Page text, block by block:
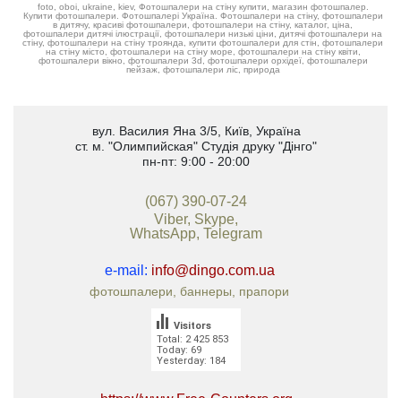
foto, oboi, ukraine, kiev, Фотошпалери на стіну купити, магазин фотошпалер.
Купити фотошпалери. Фотошпалері Україна. Фотошпалери на стіну, фотошпалери
в дитячу, красиві фотошпалери, фотошпалери на стіну, каталог, ціна,
фотошпалери дитячі ілюстрації, фотошпалери низькі ціни, дитячі фотошпалери на
стіну, фотошпалери на стіну троянда, купити фотошпалери для стін, фотошпалери
на стіну місто, фотошпалери на стіну море, фотошпалери на стіну квіти,
фотошпалери вікно, фотошпалери 3d, фотошпалери орхідеї, фотошпалери
пейзаж, фотошпалери ліс, природа
вул. Василия Яна 3/5, Київ, Україна
ст. м. "Олимпийская" Студія друку "Дінго"
пн-пт: 9:00 - 20:00
(067) 390-07-24
Viber, Skype,
WhatsApp, Telegram
e-mail: info@dingo.com.ua
фотошпалери, баннеры, прапори
Total: 2 425 853
Today: 69
Yesterday: 184
Visitors